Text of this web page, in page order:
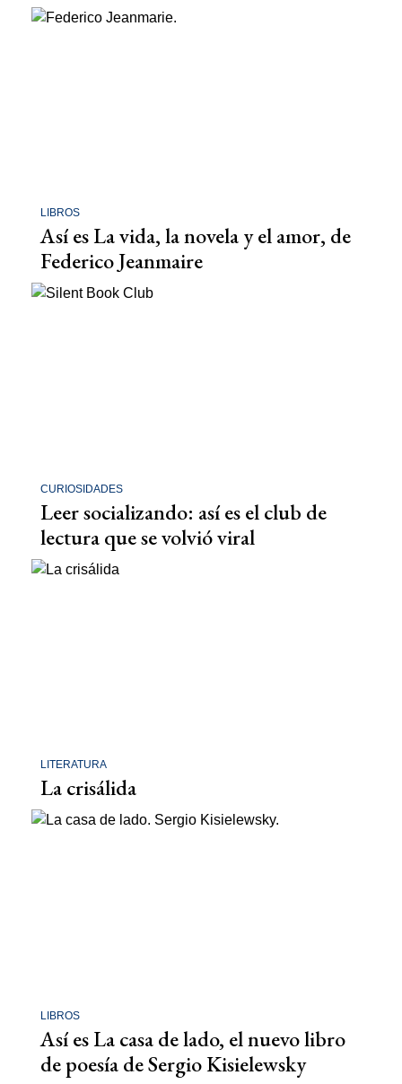
LIBROS
Así es La vida, la novela y el amor, de
Federico Jeanmaire
CURIOSIDADES
Leer socializando: así es el club de
lectura que se volvió viral
LITERATURA
La crisálida
LIBROS
Así es La casa de lado, el nuevo libro
de poesía de Sergio Kisielewsky